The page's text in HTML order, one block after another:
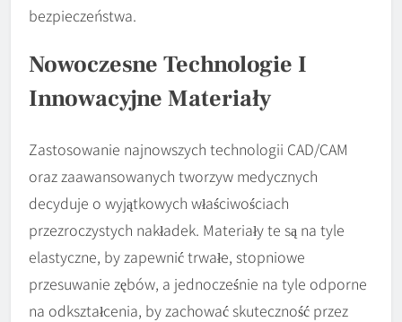
bezpieczeństwa.
Nowoczesne Technologie I
Innowacyjne Materiały
Zastosowanie najnowszych technologii CAD/CAM
oraz zaawansowanych tworzyw medycznych
decyduje o wyjątkowych właściwościach
przezroczystych nakładek. Materiały te są na tyle
elastyczne, by zapewnić trwałe, stopniowe
przesuwanie zębów, a jednocześnie na tyle odporne
na odkształcenia, by zachować skuteczność przez